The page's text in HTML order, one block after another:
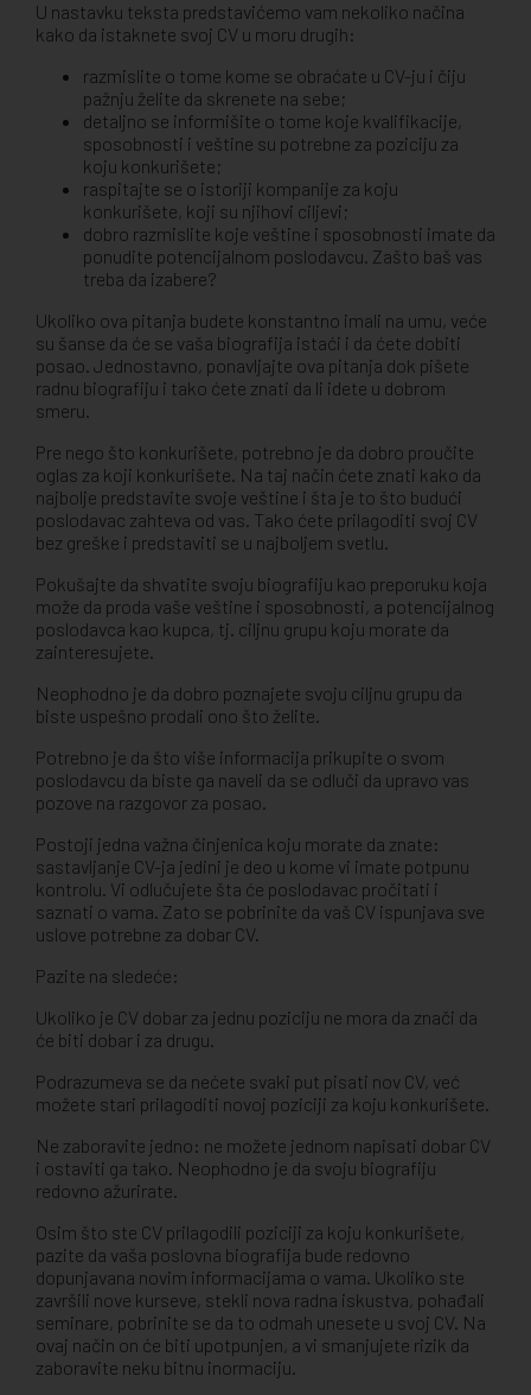
U nastavku teksta predstavićemo vam nekoliko načina
kako da istaknete svoj CV u moru drugih:
razmislite o tome kome se obraćate u CV-ju i čiju
pažnju želite da skrenete na sebe;
detaljno se informišite o tome koje kvalifikacije,
sposobnosti i veštine su potrebne za poziciju za
koju konkurišete;
raspitajte se o istoriji kompanije za koju
konkurišete, koji su njihovi ciljevi;
dobro razmislite koje veštine i sposobnosti imate da
ponudite potencijalnom poslodavcu. Zašto baš vas
treba da izabere?
Ukoliko ova pitanja budete konstantno imali na umu, veće
su šanse da će se vaša biografija istaći i da ćete dobiti
posao. Jednostavno, ponavljajte ova pitanja dok pišete
radnu biografiju i tako ćete znati da li idete u dobrom
smeru.
Pre nego što konkurišete, potrebno je da dobro proučite
oglas za koji konkurišete. Na taj način ćete znati kako da
najbolje predstavite svoje veštine i šta je to što budući
poslodavac zahteva od vas. Tako ćete prilagoditi svoj CV
bez greške i predstaviti se u najboljem svetlu.
Pokušajte da shvatite svoju biografiju kao preporuku koja
može da proda vaše veštine i sposobnosti, a potencijalnog
poslodavca kao kupca, tj. ciljnu grupu koju morate da
zainteresujete.
Neophodno je da dobro poznajete svoju ciljnu grupu da
biste uspešno prodali ono što želite.
Potrebno je da što više informacija prikupite o svom
poslodavcu da biste ga naveli da se odluči da upravo vas
pozove na razgovor za posao.
Postoji jedna važna činjenica koju morate da znate:
sastavljanje CV-ja jedini je deo u kome vi imate potpunu
kontrolu. Vi odlučujete šta će poslodavac pročitati i
saznati o vama. Zato se pobrinite da vaš CV ispunjava sve
uslove potrebne za dobar CV.
Pazite na sledeće:
Ukoliko je CV dobar za jednu poziciju ne mora da znači da
će biti dobar i za drugu.
Podrazumeva se da nećete svaki put pisati nov CV, već
možete stari prilagoditi novoj poziciji za koju konkurišete.
Ne zaboravite jedno: ne možete jednom napisati dobar CV
i ostaviti ga tako. Neophodno je da svoju biografiju
redovno ažurirate.
Osim što ste CV prilagodili poziciji za koju konkurišete,
pazite da vaša poslovna biografija bude redovno
dopunjavana novim informacijama o vama. Ukoliko ste
završili nove kurseve, stekli nova radna iskustva, pohađali
seminare, pobrinite se da to odmah unesete u svoj CV. Na
ovaj način on će biti upotpunjen, a vi smanjujete rizik da
zaboravite neku bitnu inormaciju.